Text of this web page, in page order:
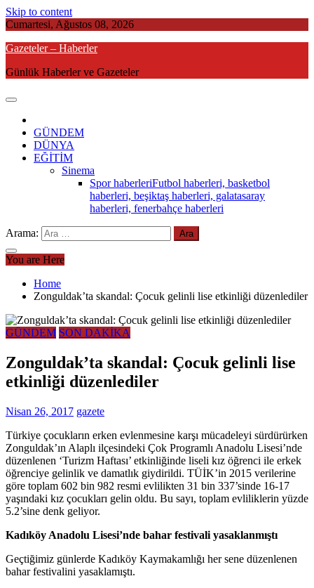
Skip to content
Cumartesi, Ağustos 08, 2026
Gazeteler – Haberler
Günlük Haberler ve Gazeteler
GÜNDEM
DÜNYA
EĞİTİM
Sinema
Spor haberleriFutbol haberleri, basketbol
haberleri, beşiktaş haberleri, galatasaray
haberleri, fenerbahçe haberleri
Arama:
You are Here
Home
Zonguldak’ta skandal: Çocuk gelinli lise etkinliği düzenlediler
GÜNDEM SON DAKİKA
Zonguldak’ta skandal: Çocuk gelinli lise
etkinliği düzenlediler
Nisan 26, 2017 gazete
Türkiye çocukların erken evlenmesine karşı mücadeleyi sürdürürken
Zonguldak’ın Alaplı ilçesindeki Çok Programlı Anadolu Lisesi’nde
düzenlenen ‘Turizm Haftası’ etkinliğinde liseli kız öğrenci ile erkek
öğrenciye gelinlik ve damatlık giydirildi. TÜİK’in 2015 verilerine
göre toplam 602 bin 982 resmi evlilikten 31 bin 337’sinde 16-17
yaşındaki kız çocukları gelin oldu. Bu sayı, toplam evliliklerin yüzde
5.2’sine denk geliyor.
Kadıköy Anadolu Lisesi’nde bahar festivali yasaklanmıştı
Geçtiğimiz günlerde Kadıköy Kaymakamlığı her sene düzenlenen
bahar festivalini yasaklamıştı.